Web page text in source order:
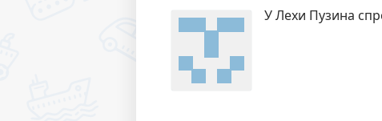
У Лехи Пузина